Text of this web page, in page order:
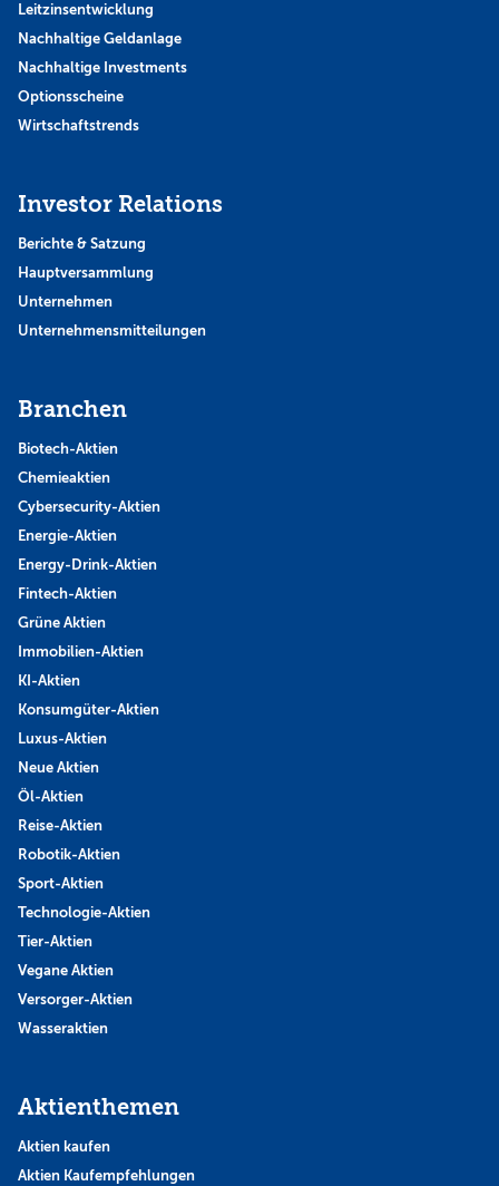
Leitzinsentwicklung
Nachhaltige Geldanlage
Nachhaltige Investments
Optionsscheine
Wirtschaftstrends
Investor Relations
Berichte & Satzung
Hauptversammlung
Unternehmen
Unternehmensmitteilungen
Branchen
Biotech-Aktien
Chemieaktien
Cybersecurity-Aktien
Energie-Aktien
Energy-Drink-Aktien
Fintech-Aktien
Grüne Aktien
Immobilien-Aktien
KI-Aktien
Konsumgüter-Aktien
Luxus-Aktien
Neue Aktien
Öl-Aktien
Reise-Aktien
Robotik-Aktien
Sport-Aktien
Technologie-Aktien
Tier-Aktien
Vegane Aktien
Versorger-Aktien
Wasseraktien
Aktienthemen
Aktien kaufen
Aktien Kaufempfehlungen